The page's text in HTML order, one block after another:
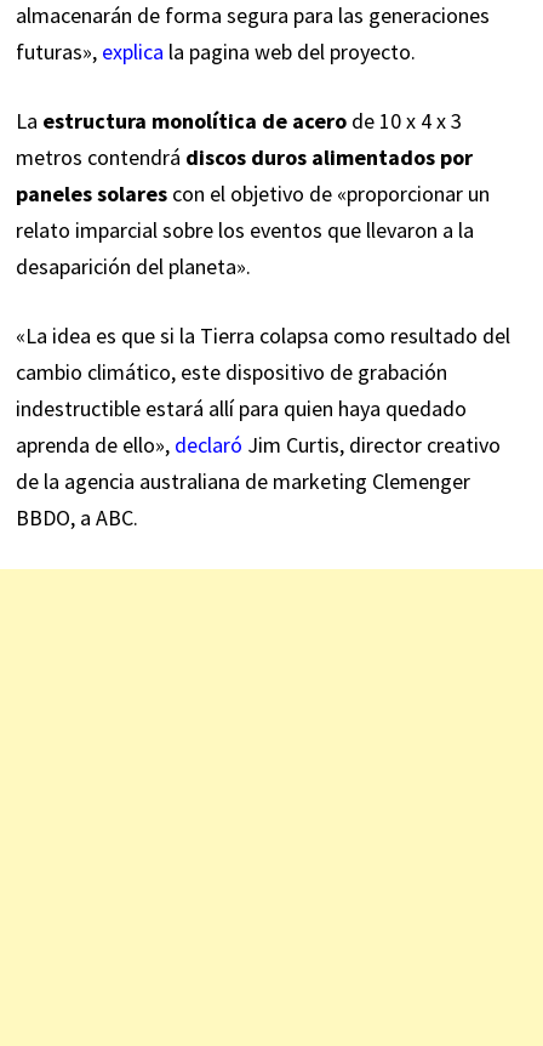
almacenarán de forma segura para las generaciones
futuras», explica la pagina web del proyecto.
La estructura monolítica de acero de 10 x 4 x 3
metros contendrá discos duros alimentados por
paneles solarescon el objetivo de «proporcionar un
relato imparcial sobre los eventos que llevaron a la
desaparición del planeta».
«La idea es que si la Tierra colapsa como resultado del
cambio climático, este dispositivo de grabación
indestructible estará allí para quien haya quedado
aprenda de ello», declaró Jim Curtis, director creativo
de la agencia australiana de marketing Clemenger
BBDO, a ABC.